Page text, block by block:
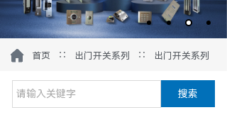
首页 ∷ 出门开关系列 ∷ 出门开关系列
搜索